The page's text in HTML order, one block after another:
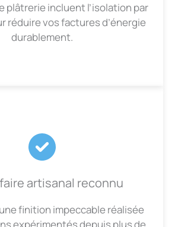
plâtrerie incluent l’isolation par
réduire vos factures d’énergie
durablement.
artisanal reconnu
finition impeccable réalisée